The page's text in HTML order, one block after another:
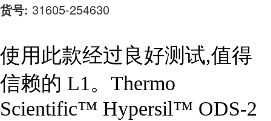
货号: 31605-254630
使用此款经过良好测试,值得
信赖的 L1。Thermo
Scientific™ Hypersil™ ODS-2